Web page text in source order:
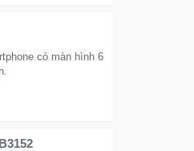
có màn hình 6